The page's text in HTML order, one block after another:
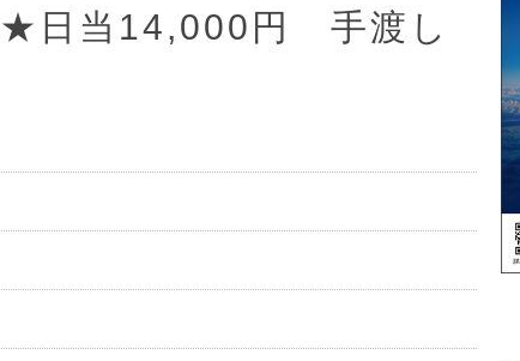
日当14,000円 手渡し